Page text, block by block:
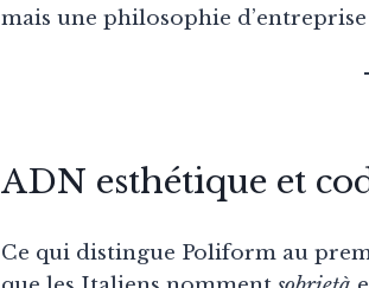
mais une philosophie
ADN esthétique et
Ce qui distingue Poliform au